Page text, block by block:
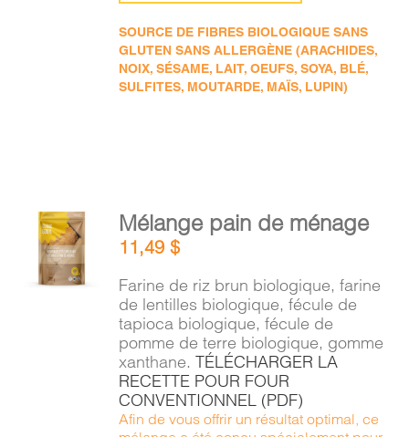
SOURCE DE FIBRES BIOLOGIQUE SANS
GLUTEN SANS ALLERGÈNE (ARACHIDES,
NOIX, SÉSAME, LAIT, OEUFS, SOYA, BLÉ,
SULFITES, MOUTARDE, MAÏS, LUPIN)
AJOUTER
AU
PANIER
DÉTAILS
Mélange pain de ménage
11,49$
Farine de riz brun biologique, farine
de lentilles biologique, fécule de
tapioca biologique, fécule de
pomme de terre biologique, gomme
xanthane.TÉLÉCHARGER LA
RECETTE POUR FOUR
CONVENTIONNEL (PDF)
Afin de vous offrir un résultat optimal, ce